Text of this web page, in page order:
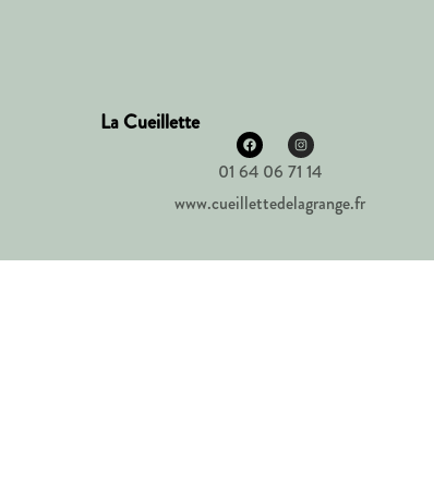
La Cueillette
01 64 06 71 14
www.cueillettedelagrange.fr